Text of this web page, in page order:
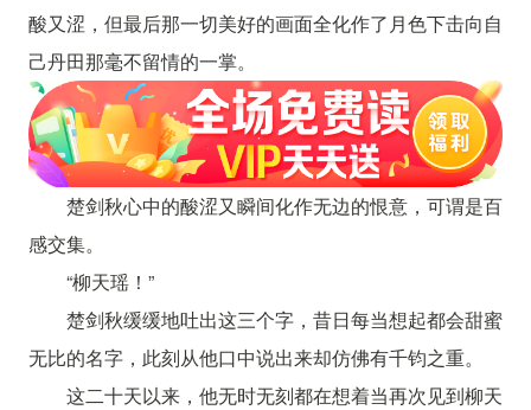
酸又涩，但最后那一切美好的画面全化作了月色下击向自
己丹田那毫不留情的一掌。
楚剑秋心中的酸涩又瞬间化作无边的恨意，可谓是百
感交集。
“柳天瑶！”
楚剑秋缓缓地吐出这三个字，昔日每当想起都会甜蜜
无比的名字，此刻从他口中说出来却仿佛有千钧之重。
这二十天以来，他无时无刻都在想着当再次见到柳天